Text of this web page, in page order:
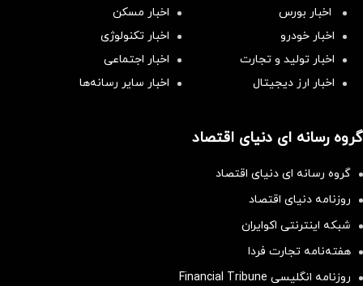
اخبار بورس
اخبار مسکن
اخبار خودرو
اخبار تکنولوژی
اخبار تولید و تجارت
اخبار اجتماعی
اخبار ارز دیجیتال
اخبار سایر رسانه‌‌ها
گروه رسانه ای دنیای اقتصاد
گروه رسانه ای دنیای اقتصاد
روزنامه دنیای اقتصاد
شبکه اینترنتی اکوایران
هفته‌نامه تجارت فردا
روزنامه انگلیسی Financial Tribune